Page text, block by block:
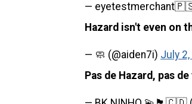
—
Hazard isn't even on
— 🧼 (@aiden7i) July 2,
Pas de Hazard, pas